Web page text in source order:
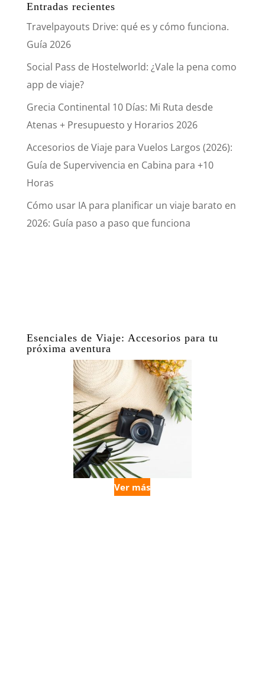
Entradas recientes
Travelpayouts Drive: qué es y cómo funciona.
Guía 2026
Social Pass de Hostelworld: ¿Vale la pena como
app de viaje?
Grecia Continental 10 Días: Mi Ruta desde
Atenas + Presupuesto y Horarios 2026
Accesorios de Viaje para Vuelos Largos (2026):
Guía de Supervivencia en Cabina para +10
Horas
Cómo usar IA para planificar un viaje barato en
2026: Guía paso a paso que funciona
Esenciales de Viaje: Accesorios para tu
próxima aventura
Ver más